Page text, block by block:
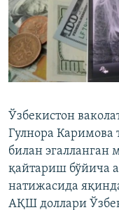
Ўзбекистон
Гулнора
билан эгалланган
қайтариш бўйича
натижасида
АҚШ доллари